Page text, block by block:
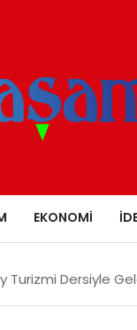
EKONOMI
Turizmi Dersiyle